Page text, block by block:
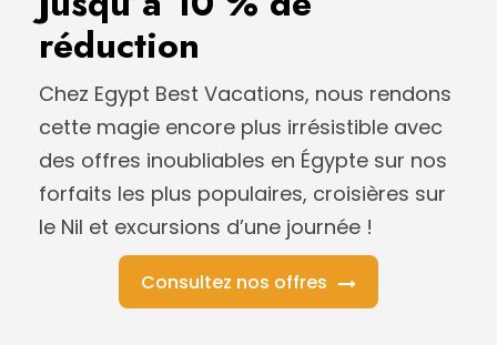
réduction
Chez Egypt Best Vacations, nous rendons
cette magie encore plus irrésistible avec
des offres inoubliables en Égypte sur nos
forfaits les plus populaires, croisières sur
le Nil et excursions d’une journée !
Consultez nos offres